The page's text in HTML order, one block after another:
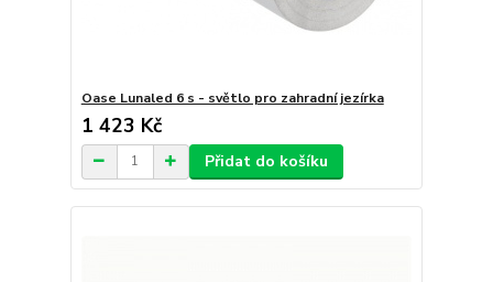
Oase Lunaled 6 s - světlo pro zahradní jezírka
1 423 Kč
Přidat do košíku